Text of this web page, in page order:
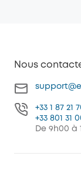
Nous
+33 1 87 21
+33 801 31
De 9h00